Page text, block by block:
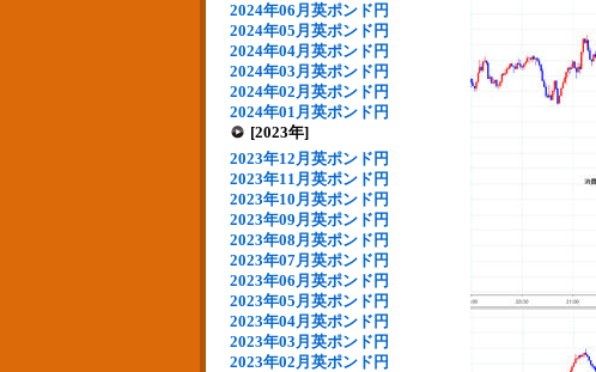
2024年06月英ポンド円
2024年05月英ポンド円
2024年04月英ポンド円
2024年03月英ポンド円
2024年02月英ポンド円
2024年01月英ポンド円
[2023年]
2023年12月英ポンド円
2023年11月英ポンド円
2023年10月英ポンド円
2023年09月英ポンド円
2023年08月英ポンド円
2023年07月英ポンド円
2023年06月英ポンド円
2023年05月英ポンド円
2023年04月英ポンド円
2023年03月英ポンド円
2023年02月英ポンド円